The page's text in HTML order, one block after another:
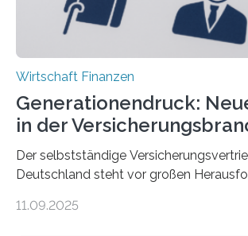
Wirtschaft Finanzen
Generationendruck:
in der
Der selbstständige
Deutschland steht vor großen
Dr. Matthias Beenken und Prof. Dr.
11.09.2025